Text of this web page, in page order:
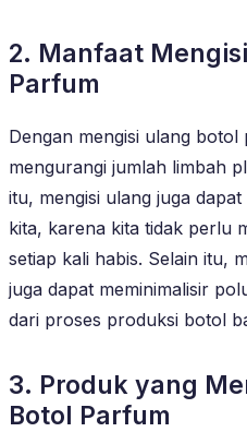
2. Manfaat
Parfum
Dengan mengisi ulang
mengurangi jumlah limbah
itu, mengisi ulang juga
kita, karena kita tidak perlu
setiap kali habis. Selain itu,
juga dapat meminimalisir
dari proses produksi botol
3. Produk yang
Botol Parfum